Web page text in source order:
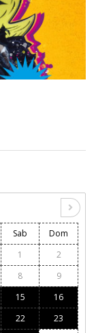
Sab
Dom
1
2
8
9
15
16
22
23